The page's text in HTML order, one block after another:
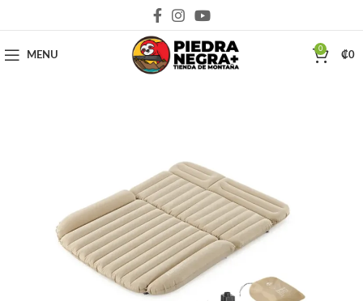
MENU
0
₡0
Deja que la montaña sea parte de tu vida